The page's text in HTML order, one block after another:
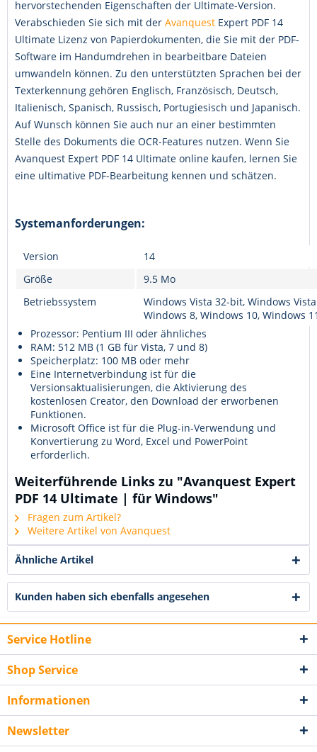
hervorstechenden Eigenschaften der Ultimate-Version.
Verabschieden Sie sich mit der Avanquest Expert PDF 14
Ultimate Lizenz von Papierdokumenten, die Sie mit der PDF-
Software im Handumdrehen in bearbeitbare Dateien
umwandeln können. Zu den unterstützten Sprachen bei der
Texterkennung gehören Englisch, Französisch, Deutsch,
Italienisch, Spanisch, Russisch, Portugiesisch und Japanisch.
Auf Wunsch können Sie auch nur an einer bestimmten
Stelle des Dokuments die OCR-Features nutzen. Wenn Sie
Avanquest Expert PDF 14 Ultimate online kaufen, lernen Sie
eine ultimative PDF-Bearbeitung kennen und schätzen.
Systemanforderungen:
Version
14
Größe
9.5 Mo
Betriebssystem
Windows Vista 32-bit, Windows
Windows 8, Windows 10, Windows
Prozessor: Pentium III oder ähnliches
RAM: 512 MB (1 GB für Vista, 7 und 8)
Speicherplatz: 100 MB oder mehr
Eine Internetverbindung ist für die
Versionsaktualisierungen, die Aktivierung des
kostenlosen Creator, den Download der erworbenen
Funktionen.
Microsoft Office ist für die Plug-in-Verwendung und
Konvertierung zu Word, Excel und PowerPoint
erforderlich.
Weiterführende Links zu "Avanquest Expert
PDF 14 Ultimate | für Windows"
Fragen zum Artikel?
Weitere Artikel von Avanquest
Ähnliche Artikel
Kunden haben sich ebenfalls angesehen
Service Hotline
Shop Service
Informationen
Newsletter